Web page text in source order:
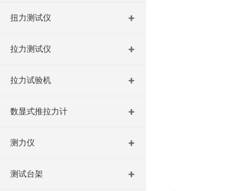
扭力测试仪
拉力测试仪
拉力试验机
数显式推拉力计
测力仪
测试台架